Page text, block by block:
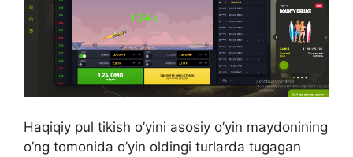
Haqiqiy pul tikish o’yini asosiy o’yin maydonining
o’ng tomonida o’yin oldingi turlarda tugagan